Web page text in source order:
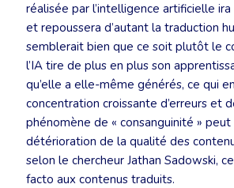
réalisée par l’intelligence artificielle ira
et repoussera d’autant la traduction
semblerait bien que ce soit plutôt le
l’IA tire de plus en plus son
qu’elle a elle-même générés, ce qui
concentration croissante d’erreurs et
phénomène de « consanguinité » peut
détérioration de la qualité des
selon le chercheur Jathan Sadowski,
facto aux contenus traduits.